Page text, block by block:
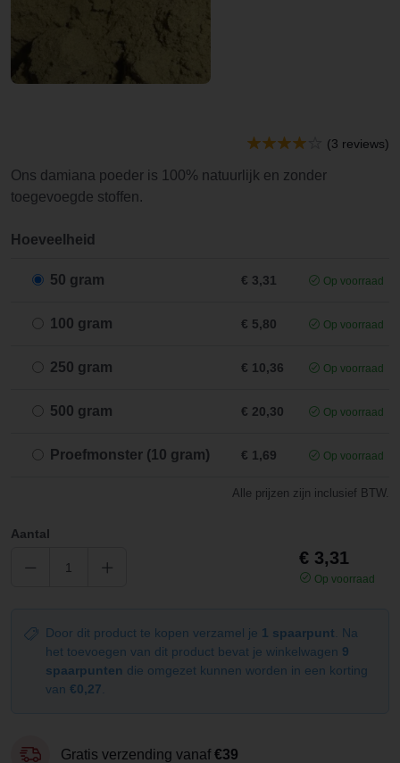
(3 reviews)
Ons damiana poeder is 100% natuurlijk en zonder
toegevoegde stoffen.
Hoeveelheid
50 gram € 3,31 Op voorraad
100 gram € 5,80 Op voorraad
250 gram € 10,36 Op voorraad
500 gram € 20,30 Op voorraad
Proefmonster (10 gram) € 1,69 Op voorraad
Alle prijzen zijn inclusief BTW.
Aantal
€ 3,31
Op voorraad
Door dit product te kopen verzamel je 1 spaarpunt . Na
het toevoegen van dit product bevat je winkelwagen 9
spaarpunten die omgezet kunnen worden in een korting
van €0,27
Gratis verzending vanaf €39